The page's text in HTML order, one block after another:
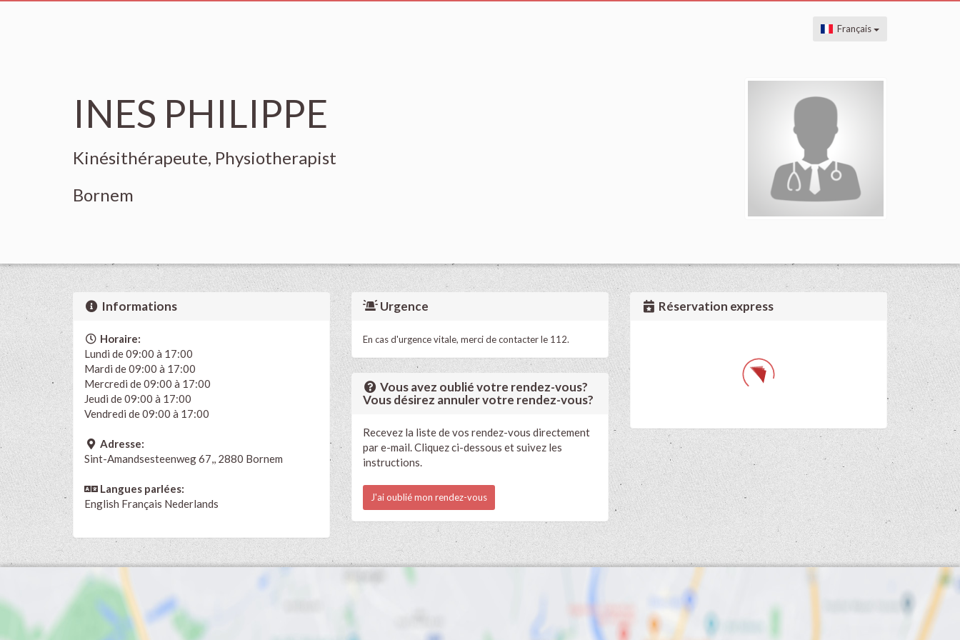
Français
INES PHILIPPE
Kinésithérapeute, Physiotherapist
Bornem
Informations
Horaire:
Lundi de 09:00 à 17:00
Mardi de 09:00 à 17:00
Mercredi de 09:00 à 17:00
Jeudi de 09:00 à 17:00
Vendredi de 09:00 à 17:00
Adresse:
Sint-Amandsesteenweg 67,, 2880 Bornem
Langues parlées:
English Français Nederlands
Urgence
En cas d'urgence vitale, merci de contacter le 112.
Vous avez oublié votre rendez-vous?
Vous désirez annuler votre rendez-vous?
Recevez la liste de vos rendez-vous directement
par e-mail. Cliquez ci-dessous et suivez les
instructions.
J'ai oublié mon rendez-vous
Réservation express